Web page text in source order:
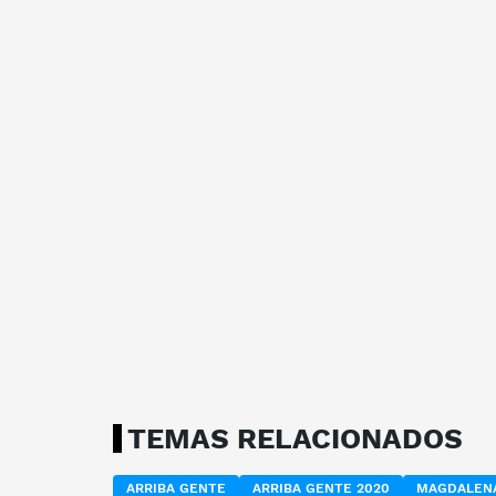
TEMAS RELACIONADOS
ARRIBA GENTE ARRIBA GENTE 2020